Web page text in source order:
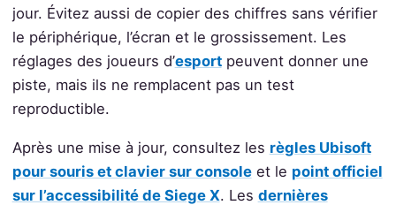
jour. Évitez aussi de copier des chiffres sans vérifier
le périphérique, l’écran et le grossissement. Les
réglages des joueurs d’esportpeuvent donner une
piste, mais ils ne remplacent pas un test
reproductible.
Après une mise à jour, consultez les règles Ubisoft
pour souris et clavier sur consoleet le point officiel
sur l’accessibilité de Siege X. Les dernières